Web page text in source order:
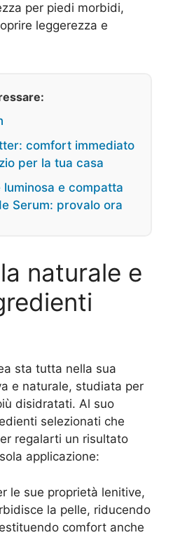
per piedi morbidi,
leggerezza e
comfort immediato
per la tua casa
luminosa e compatta
Serum: provalo ora
naturale e
sta tutta nella sua
e naturale, studiata per
disidratati. Al suo
selezionati che
regalarti un risultato
applicazione:
le sue proprietà lenitive,
la pelle, riducendo
comfort anche